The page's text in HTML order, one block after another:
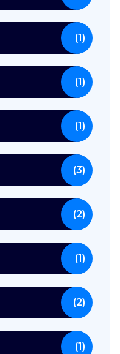
(1)
(1)
(1)
(3)
(2)
(1)
(2)
(1)